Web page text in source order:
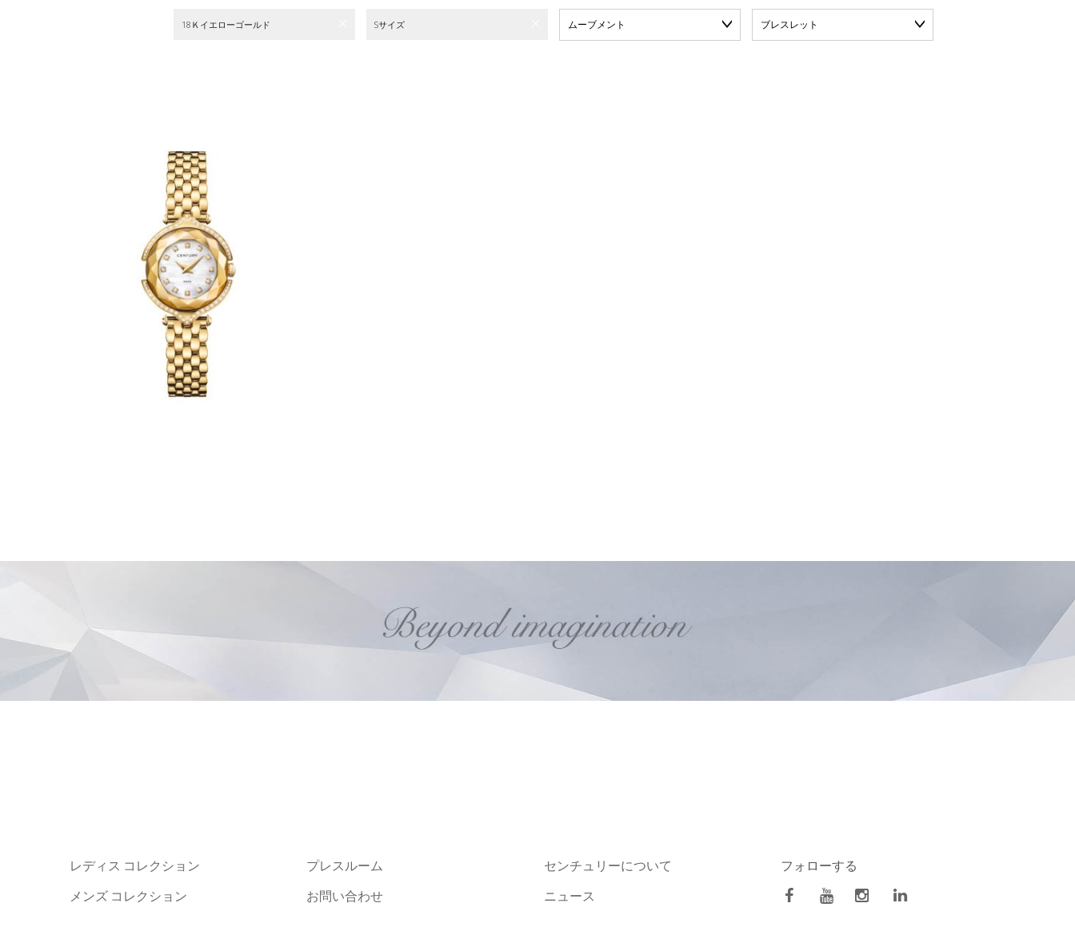
18Ｋイエローゴールド Sサイズ ムーブメント ブレスレット
レディス コレクション
メンズ コレクション
プレスルーム
お問い合わせ
センチュリーについて
ニュース
フォローする
facebookYoutubeInstagram